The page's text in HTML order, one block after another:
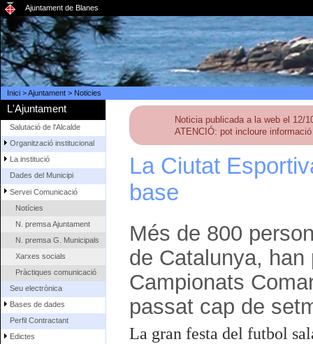
Ajuntament de Blanes
Inici>Ajuntament> Noticies
L'Ajuntament
Salutació de l'Alcalde
Organització institucional
La institució
Dades del Municipi
Servei Comunicació
Notícies
N. premsa Ajuntament
N. premsa G. Municipals
Xarxes socials
Pràctiques comunicació
Seu electrònica
Bases de dades
Perfil Contractant
Edictes
Noticia publicada a la web el 12/
ATENCIÓ: pot incloure
La Ciutat
base
Més de 800
de Catalunya,
Campionats
passat cap de
La gran festa del futbol